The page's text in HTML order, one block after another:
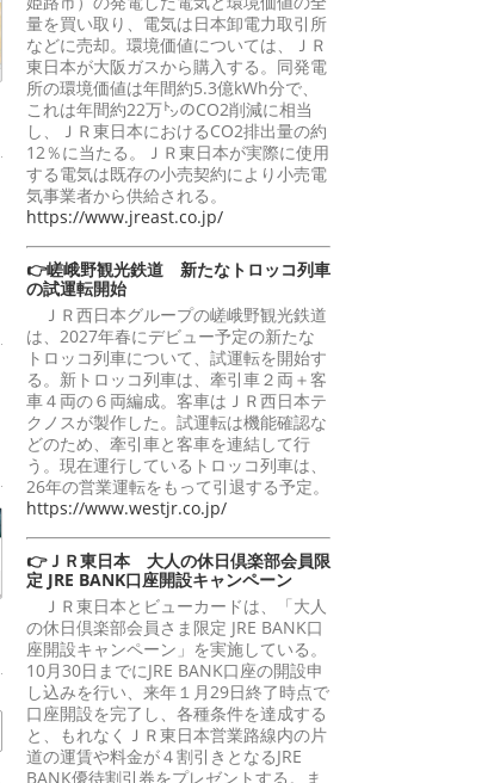
量を買い取り、電気は日本卸電力取引所
などに売却。環境価値については、ＪＲ
東日本が大阪ガスから購入する。同発電
所の環境価値は年間約5.3億kWh分で、
これは年間約22万㌧のCO2削減に相当
し、ＪＲ東日本におけるCO2排出量の約
12％に当たる。ＪＲ東日本が実際に使用
する電気は既存の小売契約により小売電
気事業者から供給される。
https://www.jreast.co.jp/
👉嵯峨野観光鉄道 新たなトロッコ列車
の試運転開始
ＪＲ西日本グループの嵯峨野観光鉄道
は、2027年春にデビュー予定の新たな
トロッコ列車について、試運転を開始す
る。新トロッコ列車は、牽引車２両＋客
車４両の６両編成。客車はＪＲ西日本テ
クノスが製作した。試運転は機能確認な
どのため、牽引車と客車を連結して行
う。現在運行しているトロッコ列車は、
26年の営業運転をもって引退する予定。
https://www.westjr.co.jp/
👉ＪＲ東日本 大人の休日倶楽部会員限
定 JRE BANK口座開設キャンペーン
ＪＲ東日本とビューカードは、「大人
の休日倶楽部会員さま限定 JRE BANK口
座開設キャンペーン」を実施している。
10月30日までにJRE BANK口座の開設申
し込みを行い、来年１月29日終了時点で
口座開設を完了し、各種条件を達成する
と、もれなくＪＲ東日本営業路線内の片
道の運賃や料金が４割引きとなるJRE
BANK優待割引券をプレゼントする。ま